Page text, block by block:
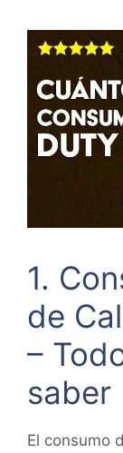
1.
de
–
saber
El consumo